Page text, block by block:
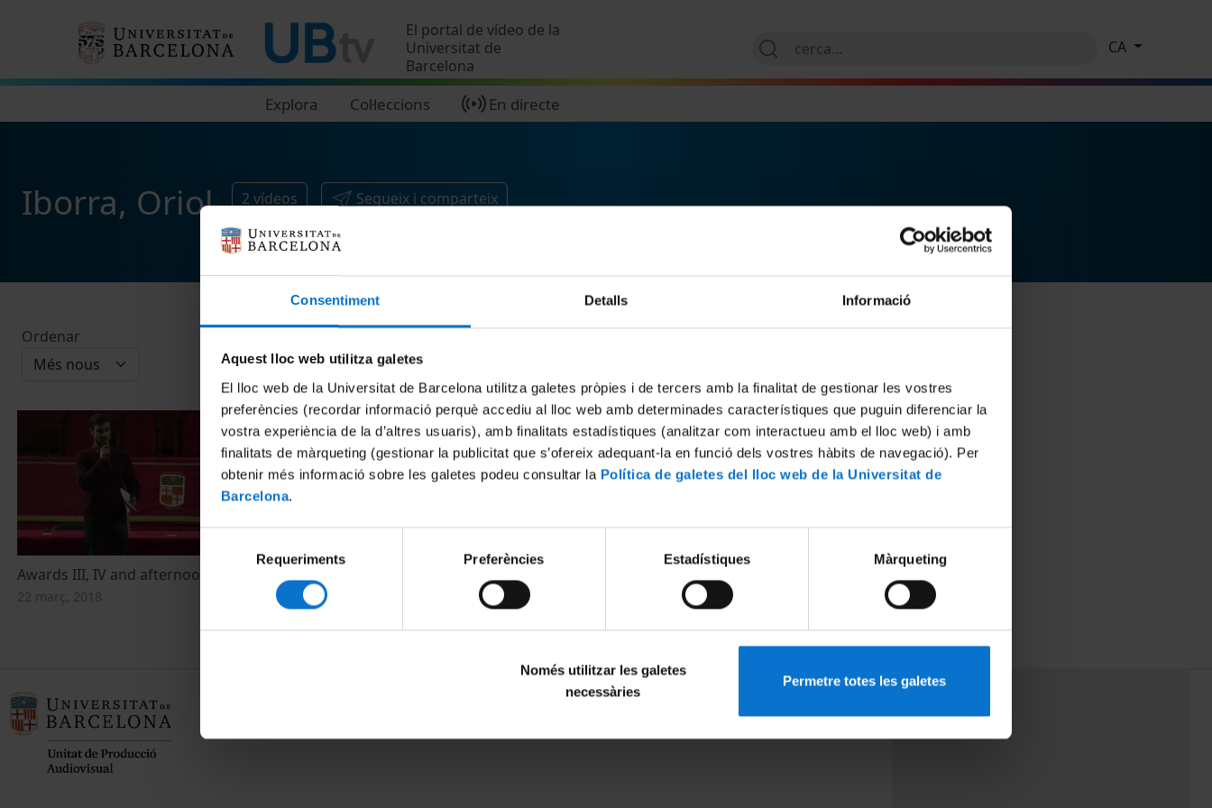
Consentiment Detalls Informació
Aquest lloc web utilitza galetes
El lloc web de la Universitat de Barcelona utilitza galetes pròpies i de tercers amb la finalitat de gestionar les vostres
preferències (recordar informació perquè accediu al lloc web amb determinades característiques que puguin diferenciar la
vostra experiència de la d’altres usuaris), amb finalitats estadístiques (analitzar com interactueu amb el lloc web) i amb
finalitats de màrqueting (gestionar la publicitat que s’ofereix adequant-la en funció dels vostres hàbits de navegació). Per
obtenir més informació sobre les galetes podeu consultar la Política de galetes del lloc web de la Universitat de
Barcelona.
Selecció
de
consentiment
Requeriments Preferències Estadístiques Màrqueting
Només utilitzar les galetes
necessàries
Permetre totes les galetes
El portal de vídeo de la
Universitat de
Barcelona
Explora Col·leccions En directe
CA
Iborra, Oriol 2 vídeos Segueix i comparteix
Ordenar
Awards III, IV and afternoon posters
22 març, 2018
Awards III, IV and afternoon posters
23 febrer, 2016
MENÚ PEU 1 PEU 3